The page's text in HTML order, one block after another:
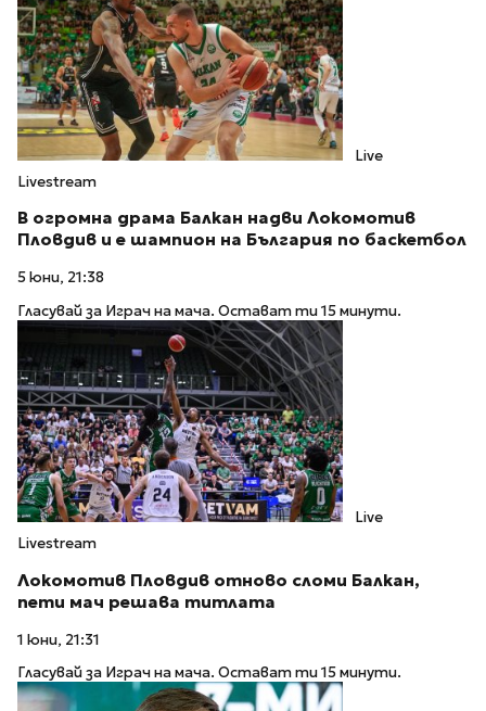
Live
Livestream
В огромна драма Балкан надви Локомотив
Пловдив и е шампион на България по баскетбол
5 юни, 21:38
Гласувай за Играч на мача. Остават ти 15 минути.
Live
Livestream
Локомотив Пловдив отново сломи Балкан,
пети мач решава титлата
1 юни, 21:31
Гласувай за Играч на мача. Остават ти 15 минути.